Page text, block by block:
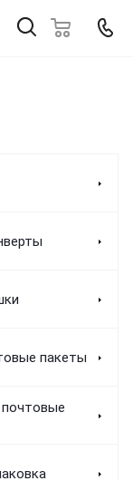
пакеты